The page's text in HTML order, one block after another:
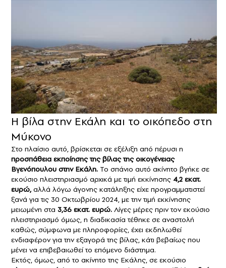
Η βίλα στην Εκάλη και το οικόπεδο στη
Μύκονο
Στο πλαίσιο αυτό, βρίσκεται σε εξέλιξη από πέρυσι η
προσπάθεια εκποίησης της βίλας της οικογένειας
Βγενόπουλου στην Εκάλη. Το σπάνιο αυτό ακίνητο βγήκε σε
εκούσιο πλειστηριασμό αρχικά με τιμή εκκίνησης 4,2 εκατ.
ευρώ,αλλά λόγω άγονης κατάληξης είχε προγραμματιστεί
ξανά για τις 30 Οκτωβρίου 2024, με την τιμή εκκίνησης
μειωμένη στα 3,36 εκατ. ευρώ. Λίγες μέρες πριν τον εκούσιο
πλειστηριασμό όμως, η διαδικασία τέθηκε σε αναστολή
καθώς, σύμφωνα με πληροφορίες, έχει εκδηλωθεί
ενδιαφέρον για την εξαγορά της βίλας, κάτι βεβαίως που
μένει να επιβεβαιωθεί το επόμενο διάστημα.
Εκτός, όμως, από το ακίνητο της Εκάλης, σε εκούσιο